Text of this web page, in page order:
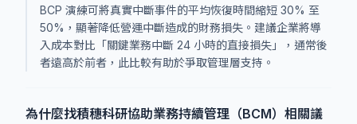
BCP 演練可將真實中斷事件的平均恢復時間縮短 30% 至
50%，顯著降低營運中斷造成的財務損失。建議企業將導
入成本對比「關鍵業務中斷 24 小時的直接損失」，通常後
者遠高於前者，此比較有助於爭取管理層支持。
為什麼找積穗科研協助業務持續管理（BCM）相關議